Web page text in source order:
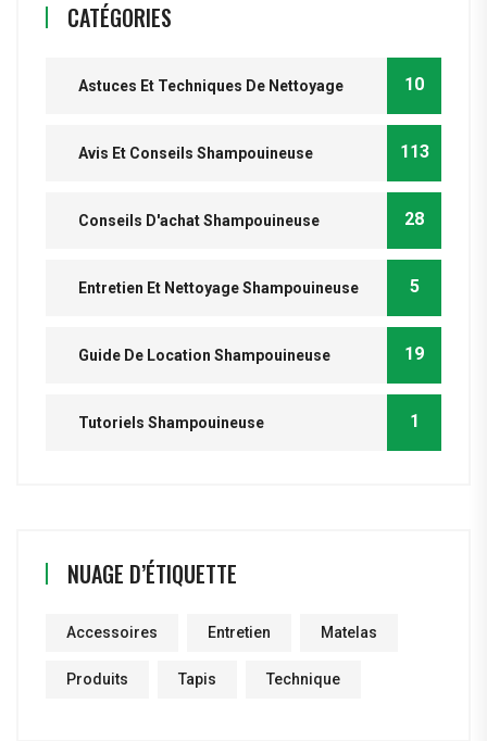
CATÉGORIES
Astuces Et Techniques De Nettoyage 10
Avis Et Conseils Shampouineuse 113
Conseils D'achat Shampouineuse 28
Entretien Et Nettoyage Shampouineuse 5
Guide De Location Shampouineuse 19
Tutoriels Shampouineuse 1
NUAGE D’ÉTIQUETTE
Accessoires Entretien Matelas
Produits Tapis Technique